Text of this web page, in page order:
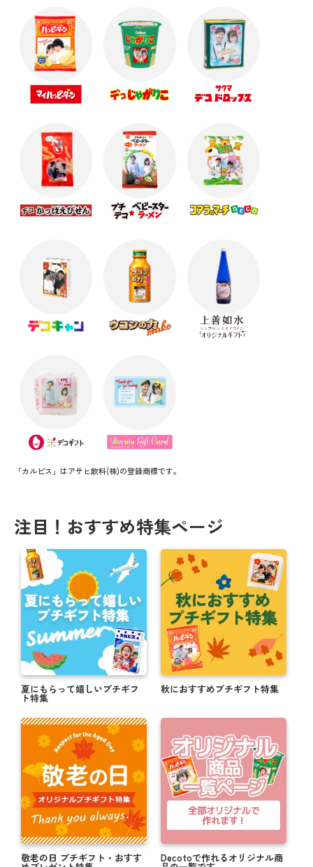
「カルピス」はアサヒ飲料(株)の登録商標です。
注目！おすすめ特集ページ
夏にもらって嬉しいプチギフ
ト特集
秋におすすめプチギフト特集
敬老の日 プチギフト・おすす Decotoで作れるオリジナル商